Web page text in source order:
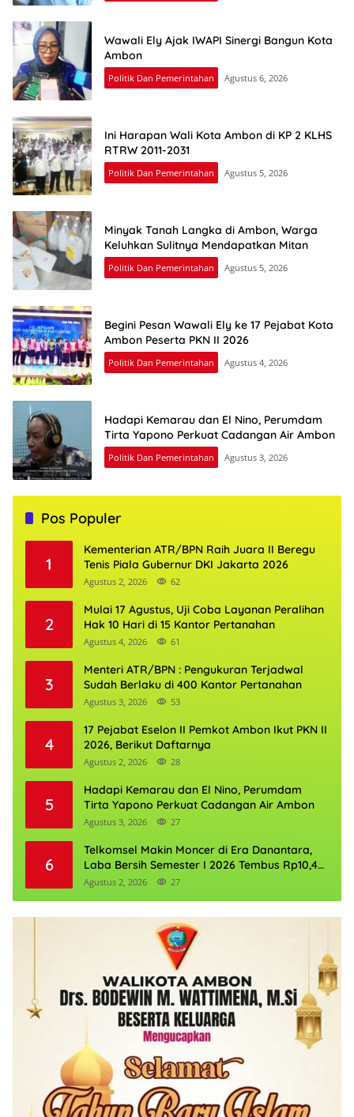
Wawali Ely Ajak IWAPI Sinergi Bangun Kota
Ambon
Politik Dan Pemerintahan Agustus 6, 2026
Ini Harapan Wali Kota Ambon di KP 2 KLHS
RTRW 2011-2031
Politik Dan Pemerintahan Agustus 5, 2026
Minyak Tanah Langka di Ambon, Warga
Keluhkan Sulitnya Mendapatkan Mitan
Politik Dan Pemerintahan Agustus 5, 2026
Begini Pesan Wawali Ely ke 17 Pejabat Kota
Ambon Peserta PKN II 2026
Politik Dan Pemerintahan Agustus 4, 2026
Hadapi Kemarau dan El Nino, Perumdam
Tirta Yapono Perkuat Cadangan Air Ambon
Politik Dan Pemerintahan Agustus 3, 2026
Pos Populer
1
Kementerian ATR/BPN Raih Juara II Beregu
Tenis Piala Gubernur DKI Jakarta 2026
Agustus 2, 2026 62
2
Mulai 17 Agustus, Uji Coba Layanan Peralihan
Hak 10 Hari di 15 Kantor Pertanahan
Agustus 4, 2026 61
3
Menteri ATR/BPN : Pengukuran Terjadwal
Sudah Berlaku di 400 Kantor Pertanahan
Agustus 3, 2026 53
4
17 Pejabat Eselon II Pemkot Ambon Ikut PKN II
2026, Berikut Daftarnya
Agustus 2, 2026 28
5
Hadapi Kemarau dan El Nino, Perumdam
Tirta Yapono Perkuat Cadangan Air Ambon
Agustus 3, 2026 27
6
Telkomsel Makin Moncer di Era Danantara,
Laba Bersih Semester I 2026 Tembus Rp10,4
Triliun
Agustus 2, 2026 27